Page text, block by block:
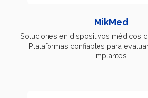
MikMed
Soluciones en dispositivos médicos
Plataformas confiables para
implantes.